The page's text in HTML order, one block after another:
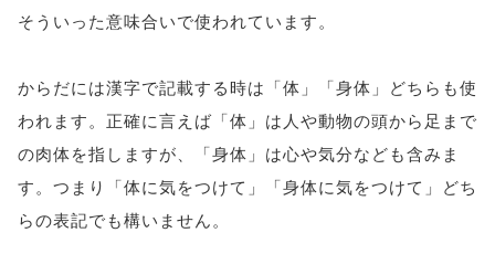
そういった意味合いで使われています。
からだには漢字で記載する時は「体」「身体」どちらも使
われます。正確に言えば「体」は人や動物の頭から足まで
の肉体を指しますが、「身体」は心や気分なども含みま
す。つまり「体に気をつけて」「身体に気をつけて」どち
らの表記でも構いません。